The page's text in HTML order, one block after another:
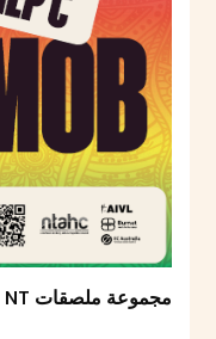
مجموعة ملصقات NT